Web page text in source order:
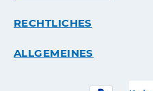
RECHTLICHES
ALLGEMEINES